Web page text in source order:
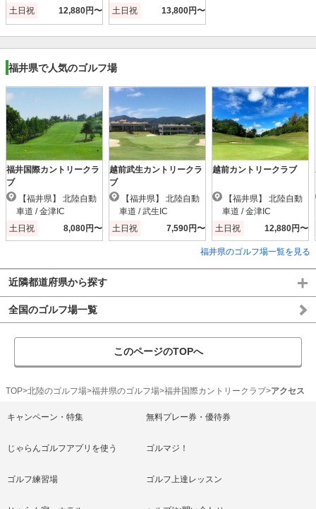
土日祝
12,880円〜
土日祝
13,800円〜
福井県で人気のゴルフ場
福井国際カントリークラ
ブ
車道 / 金津IC
土日祝
8,080円〜
越前武生カントリークラ
ブ
車道 / 武生IC
土日祝
7,590円〜
越前カントリークラブ
車道 / 金津IC
土日祝
12,880円〜
福井県のゴルフ場一覧を見る
近隣都道府県から探す
全国のゴルフ場一覧
このページのTOPへ
TOP 北陸のゴルフ場 福井県のゴルフ場 福井国際カントリークラブ アクセス
キャンペーン・特集 無料プレー券・優待券
じゃらんゴルフアプリを使う ゴルマジ！
ゴルフ練習場 ゴルフ上達レッスン